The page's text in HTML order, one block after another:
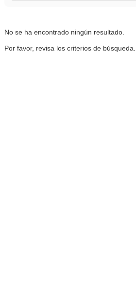
No se ha encontrado ningún resultado.
Por favor, revisa los criterios de búsqueda.